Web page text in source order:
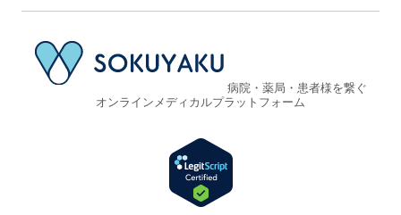
病院・薬局・患者様を繋ぐ
オンラインメディカルプラットフォーム